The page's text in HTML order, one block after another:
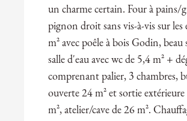
un charme certain. Four à
pignon droit sans vis-à-vis sur
m² avec poêle à bois Godin,
salle d'eau avec wc de 5,4 m² +
comprenant palier, 3 chambres,
ouverte 24 m² et sortie
m², atelier/cave de 26 m².